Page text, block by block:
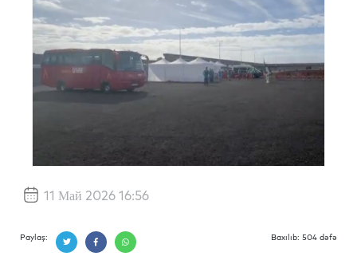
11 Май 2026 16:56
Paylaş: Baxılıb: 504 dəfə